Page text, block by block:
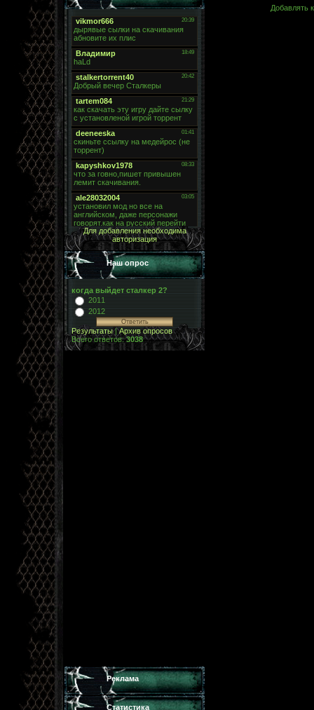
Для добавления необходима
авторизация
Наш опрос
когда выйдет сталкер 2?
2011
2012
Результаты|Архив опросов
Всего ответов:3038
Реклама
Статистика
Добавлять